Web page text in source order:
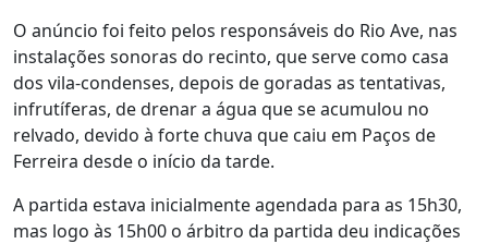
O anúncio foi feito pelos responsáveis do Rio Ave, nas
instalações sonoras do recinto, que serve como casa
dos vila-condenses, depois de goradas as tentativas,
infrutíferas, de drenar a água que se acumulou no
relvado, devido à forte chuva que caiu em Paços de
Ferreira desde o início da tarde.
A partida estava inicialmente agendada para as 15h30,
mas logo às 15h00 o árbitro da partida deu indicações